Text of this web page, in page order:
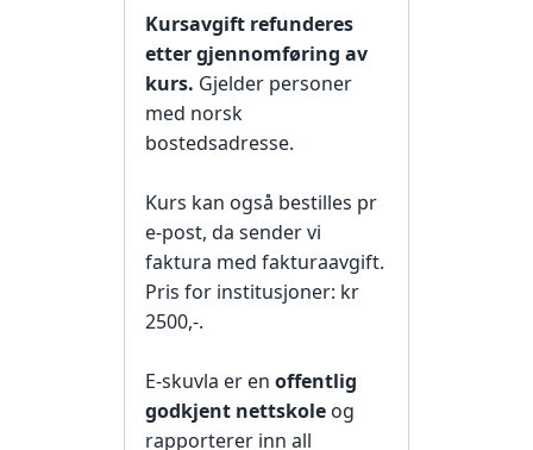
Kursavgift refunderes
etter gjennomføring av
kurs. Gjelder personer
med norsk
bostedsadresse.
Kurs kan også bestilles pr
e-post, da sender vi
faktura med fakturaavgift.
Pris for institusjoner: kr
2500,-.
E-skuvla er en offentlig
godkjent nettskole og
rapporterer inn all